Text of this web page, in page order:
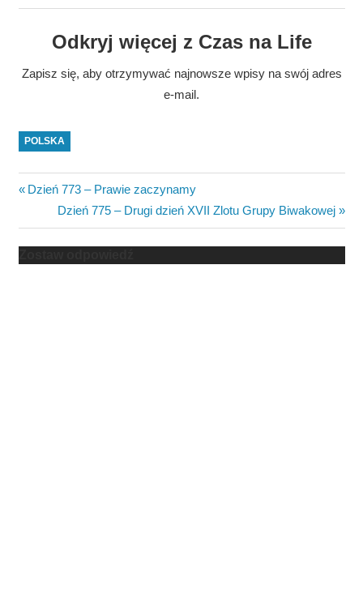
Odkryj więcej z Czas na Life
Zapisz się, aby otrzymywać najnowsze wpisy na swój adres
e-mail.
POLSKA
Nawigacja
wpisu
Previous
Dzień 773 – Prawie zaczynamy
Next
Post:
Dzień 775 – Drugi dzień XVII Zlotu Grupy Biwakowej